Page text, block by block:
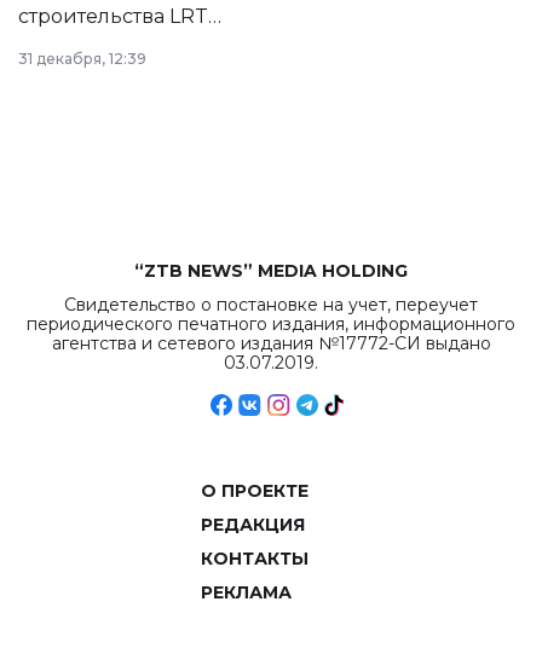
строительства LRT
в Астане из
республиканского
31 декабря, 12:39
“ZTB NEWS” MEDIA HOLDING
Свидетельство о постановке на учет, переучет
периодического печатного издания, информационного
агентства и сетевого издания №17772-СИ выдано
03.07.2019.
О ПРОЕКТЕ
РЕДАКЦИЯ
КОНТАКТЫ
РЕКЛАМА